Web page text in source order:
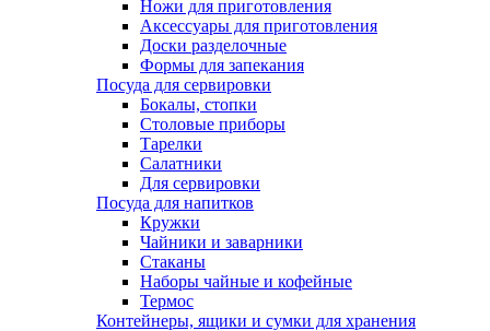
Ножи для приготовления
Аксессуары для приготовления
Доски разделочные
Формы для запекания
Посуда для сервировки
Бокалы, стопки
Столовые приборы
Тарелки
Салатники
Для сервировки
Посуда для напитков
Кружки
Чайники и заварники
Стаканы
Наборы чайные и кофейные
Термос
Контейнеры, ящики и сумки для хранения